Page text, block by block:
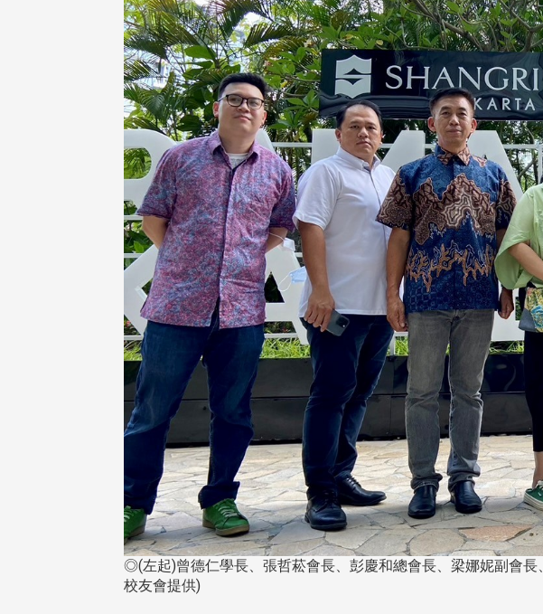
◎(左起)曾德仁學長、張哲菘會長、彭慶和總會長、梁娜妮副會
校友會提供)